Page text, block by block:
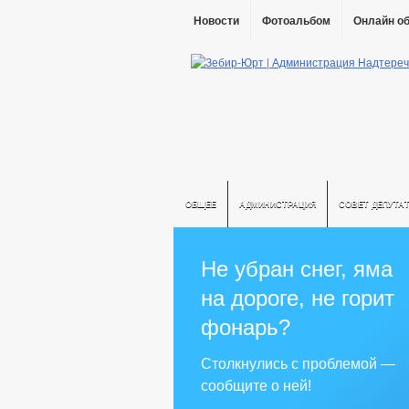
Новости Фотоальбом Онлайн
ОБЩЕЕ АДМИНИСТРАЦИЯ СОВЕТ
Не убран снег, яма
на дороге, не горит
фонарь?
Столкнулись с проблемой —
сообщите о ней!